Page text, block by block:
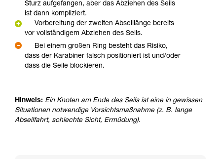
Sturz aufgefangen, aber das Abziehen des Seils
ist dann kompliziert.
Vorbereitung der zweiten Abseillänge bereits
vor vollständigem Abziehen des Seils.
Bei einem großen Ring besteht das Risiko,
dass der Karabiner falsch positioniert ist und/oder
dass die Seile blockieren.
Hinweis: Ein Knoten am Ende des Seils ist eine in gewissen
Situationen notwendige Vorsichtsmaßnahme (z. B. lange
Abseilfahrt, schlechte Sicht, Ermüdung).